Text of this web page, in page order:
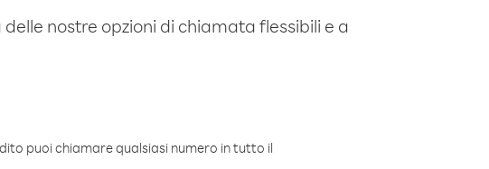
nostre opzioni di chiamata flessibili e a
puoi chiamare qualsiasi numero in tutto il